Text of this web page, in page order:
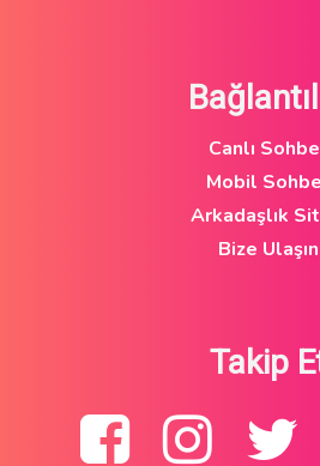
Canlı
Mobil
Arkadaşlık
Bize Ulaşın
Takip